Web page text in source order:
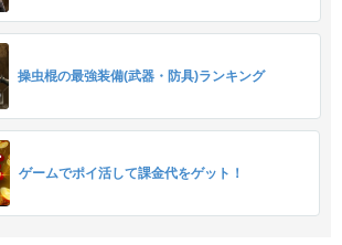
操虫棍の最強装備(武器・防具)ランキング
ゲームでポイ活して課金代をゲット！